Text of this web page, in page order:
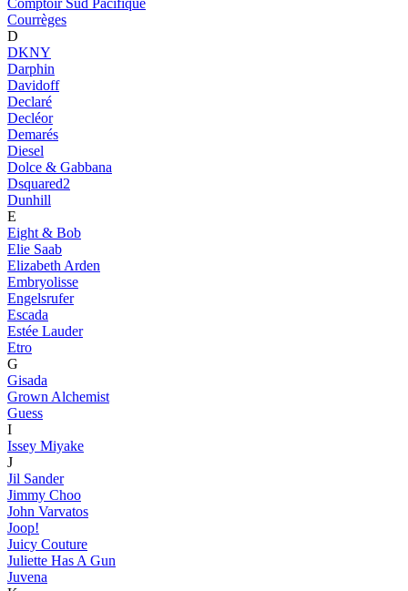
Comptoir Sud Pacifique
Courrèges
D
DKNY
Darphin
Davidoff
Declaré
Decléor
Demarés
Diesel
Dolce & Gabbana
Dsquared2
Dunhill
E
Eight & Bob
Elie Saab
Elizabeth Arden
Embryolisse
Engelsrufer
Escada
Estée Lauder
Etro
G
Gisada
Grown Alchemist
Guess
I
Issey Miyake
J
Jil Sander
Jimmy Choo
John Varvatos
Joop!
Juicy Couture
Juliette Has A Gun
Juvena